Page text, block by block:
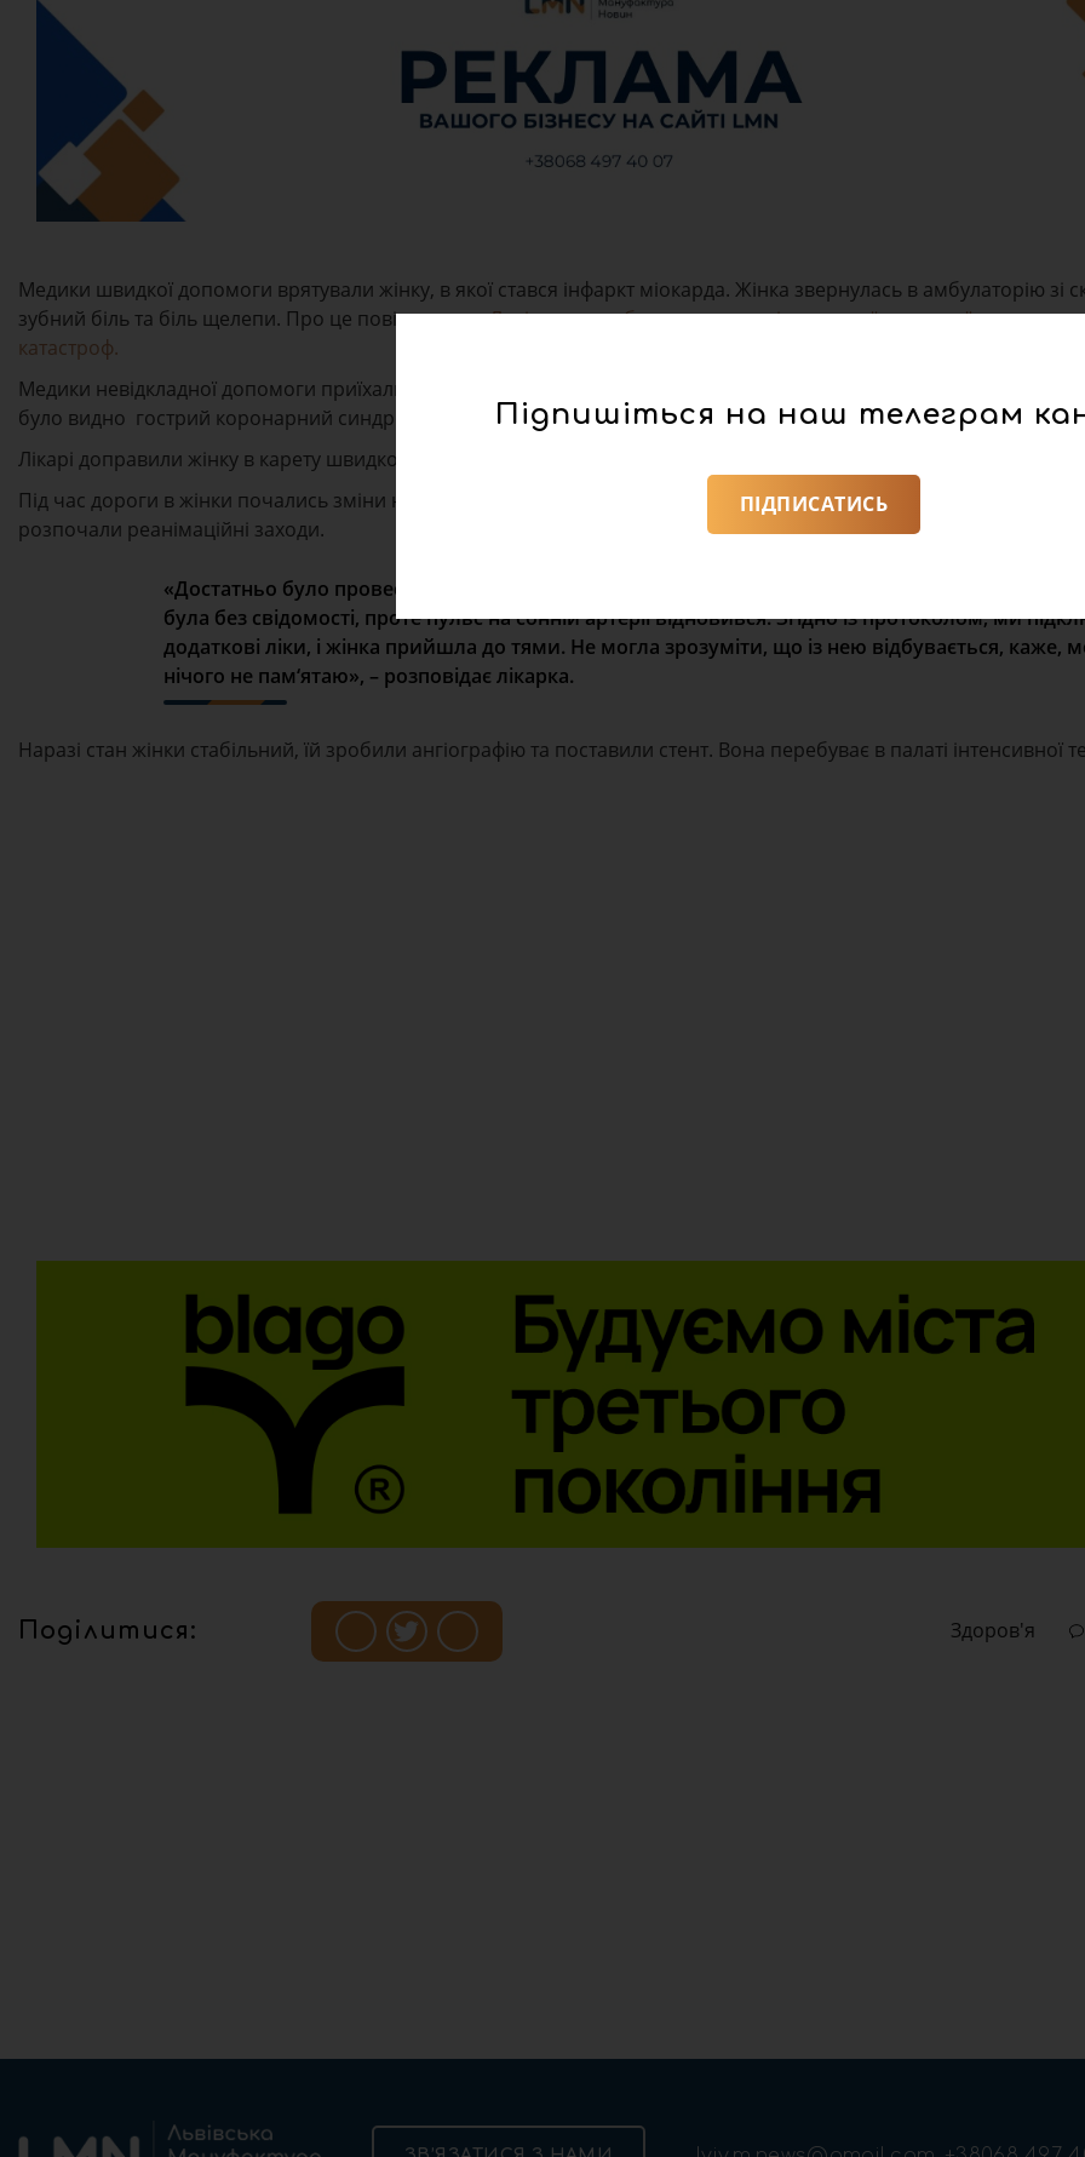
Медики швидкої допомоги врятували жінку, в якої стався інфаркт міокарда. Жінка звернулась в амбулаторію зі
зубний біль та біль щелепи. Про це повідомили уЛьвівському обласному центрі екстреної медичної допомоги
катастроф.
Медики невідкладної допомоги приїхали на виклик у село Жовтанці, що неподалік Львова. Вони зробили ЕКГ
було видно гострий коронарний синдром з елевацією ST. Жінка була гемодинамічно стабільна.
Лікарі доправили жінку в карету швидкої допомоги та підключили до монітору і продовжили почате в
Під час дороги в жінки почались зміни на ЕКГ, шлуночкова тахікардія, яка перейшла у фібриляцію шлуночків.
розпочали реанімаційні заходи.
«Достатньо було провести один дефібриляційний розряд, щоб відновився серцевий ритм.
була без свідомості, проте пульс на сонній артерії відновився. Згідно із протоколом, ми
додаткові ліки, і жінка прийшла до тями. Не могла зрозуміти, що із нею відбувається, каже,
нічого не пам‘ятаю», – розповідає лікарка.
Наразі стан жінки стабільний, їй зробили ангіографію та поставили стент. Вона перебуває в палаті інтенсивної
Поділитися: Здоров'я
Підпишіться на наш телеграм
ПІДПИСАТИСЬ